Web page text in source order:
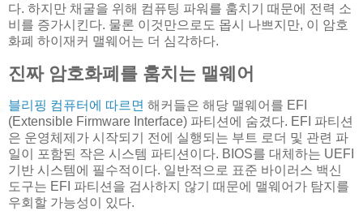
다. 하지만 채굴을 위해 컴퓨팅 파워를 훔치기 때문에 전력 소
비를 증가시킨다. 물론 이것만으로도 몹시 나쁘지만, 이 암호
화폐 하이재커 맬웨어는 더 심각하다.
진짜 암호화폐를 훔치는 맬웨어
블리핑 컴퓨터에 따르면 해커들은 해당 맬웨어를 EFI
(Extensible Firmware Interface) 파티션에 숨겼다. EFI 파티션
은 운영체제가 시작되기 전에 실행되는 부트 로더 및 관련 파
일이 포함된 작은 시스템 파티션이다. BIOS를 대체하는 UEFI
기반 시스템에 필수적이다. 일반적으로 표준 바이러스 백신
도구는 EFI 파티션을 검사하지 않기 때문에 맬웨어가 탐지를
우회할 가능성이 있다.